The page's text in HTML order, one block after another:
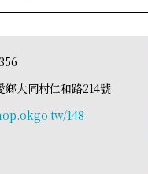
鄉大同村仁和路214號
148